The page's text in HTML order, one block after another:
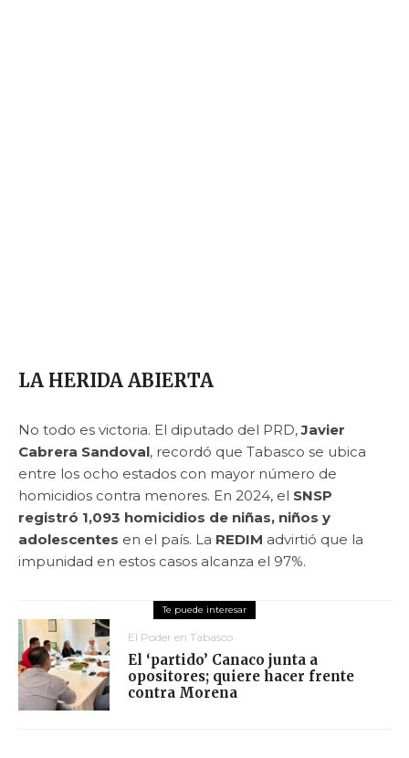
LA HERIDA ABIERTA
No todo es victoria. El diputado del PRD,Javier
Cabrera Sandoval, recordó que Tabasco se ubica
entre los ocho estados con mayor número de
homicidios contra menores. En 2024, el SNSP
registró 1,093 homicidios de niñas, niños y
adolescentes en el país. La REDIM advirtió que la
impunidad en estos casos alcanza el 97%.
El Poder en Tabasco
El ‘partido’ Canaco junta a
opositores; quiere hacer frente
contra Morena